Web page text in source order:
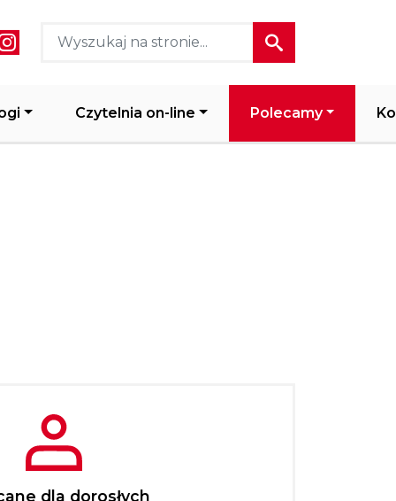
media header
Czytelnia on-line Polecamy
dla dorosłych